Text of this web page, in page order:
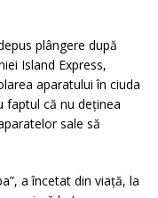
plângere după
Island Express,
aparatului în ciuda
faptul că nu deţinea
sale să
a încetat din viaţă, la